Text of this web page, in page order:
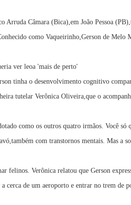
Câmara (Bica),em João Pessoa
como Vaqueirinho,Gerson de Melo
ver leoa 'mais de perto'
tinha o desenvolvimento cognitivo
tutelar Verônica Oliveira,que o
como os outros quatro irmãos. Você só
com transtornos mentais. Mas a
felinos. Verônica relatou que Gerson
cerca de um aeroporto e entrar no trem de